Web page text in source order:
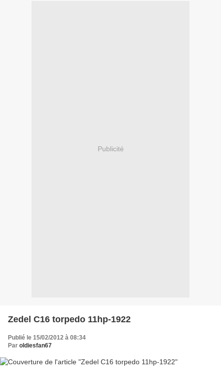
Publicité
Zedel C16 torpedo 11hp-1922
Publié le 15/02/2012 à 08:34
Par oldiesfan67